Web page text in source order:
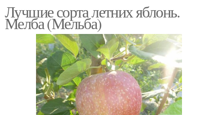
Лучшие сорта летних яблонь.
Мелба (Мельба)